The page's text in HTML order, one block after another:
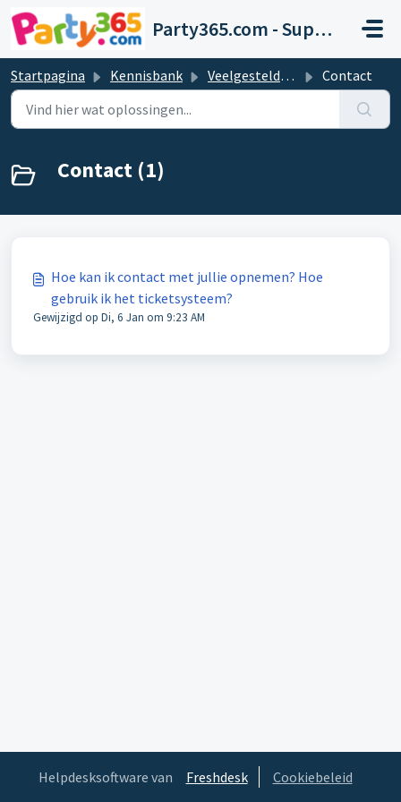
Doorgaan naar hoofdinhoud
Party365.com - Support
Startpagina Kennisbank Veelgestelde vragen en antwoorden Contact
Contact (1)
Hoe kan ik contact met jullie opnemen? Hoe
gebruik ik het ticketsysteem?
Gewijzigd op Di, 6 Jan om 9:23 AM
Helpdesksoftware van Freshdesk Cookiebeleid